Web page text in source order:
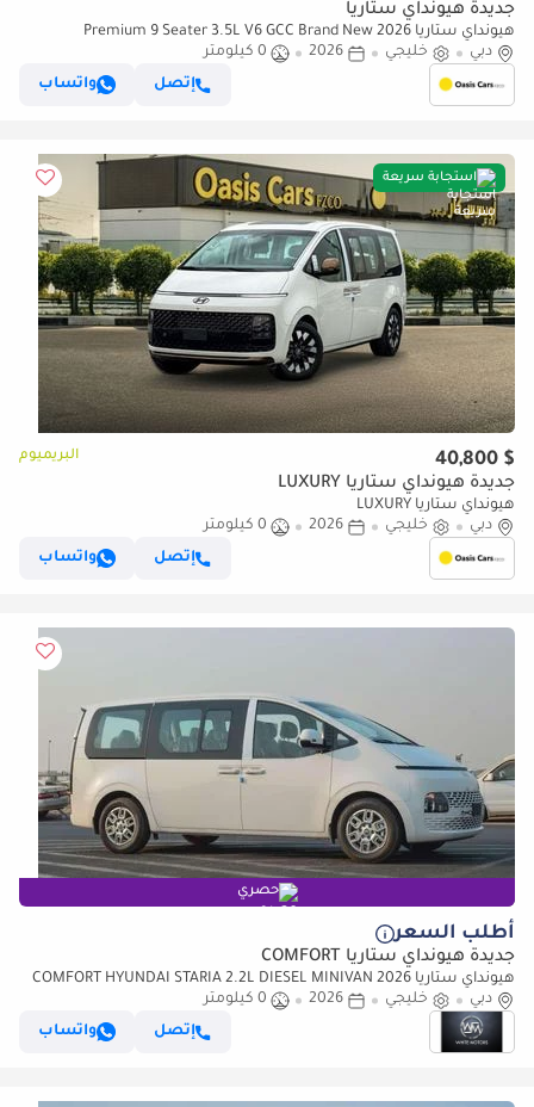
جديدة هيونداي ستاريا
هيونداي ستاريا Premium 9 Seater 3.5L V6 GCC Brand New 2026
دبي
خليجي 2026
0 كيلومتر
إتصل
واتساب
استجابة سريعة
$ 40,800 البريميوم
جديدة هيونداي ستاريا LUXURY
هيونداي ستاريا LUXURY
دبي
خليجي 2026
0 كيلومتر
إتصل
واتساب
حصري
أطلب السعر
جديدة هيونداي ستاريا COMFORT
هيونداي ستاريا COMFORT HYUNDAI STARIA 2.2L DIESEL MINIVAN 2026
دبي
خليجي 2026
0 كيلومتر
إتصل
واتساب